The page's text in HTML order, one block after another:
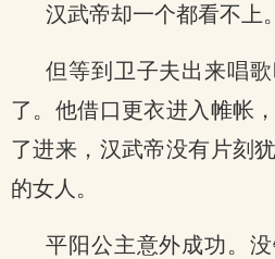
汉武帝却一个都看不上。
但等到卫子夫出来唱
了。他借口更衣进入帷帐
了进来，汉武帝没有片刻
的女人。
平阳公主意外成功。